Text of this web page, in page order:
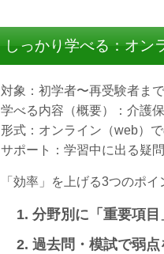
しっかり学べる：オン
対象：初学者〜再受験者ま
学べる内容（概要）：介護
形式：オンライン（web）
サポート：学習中に出る疑
「効率」を上げる3つのポイ
分野別に「重要項
過去問・模試で弱